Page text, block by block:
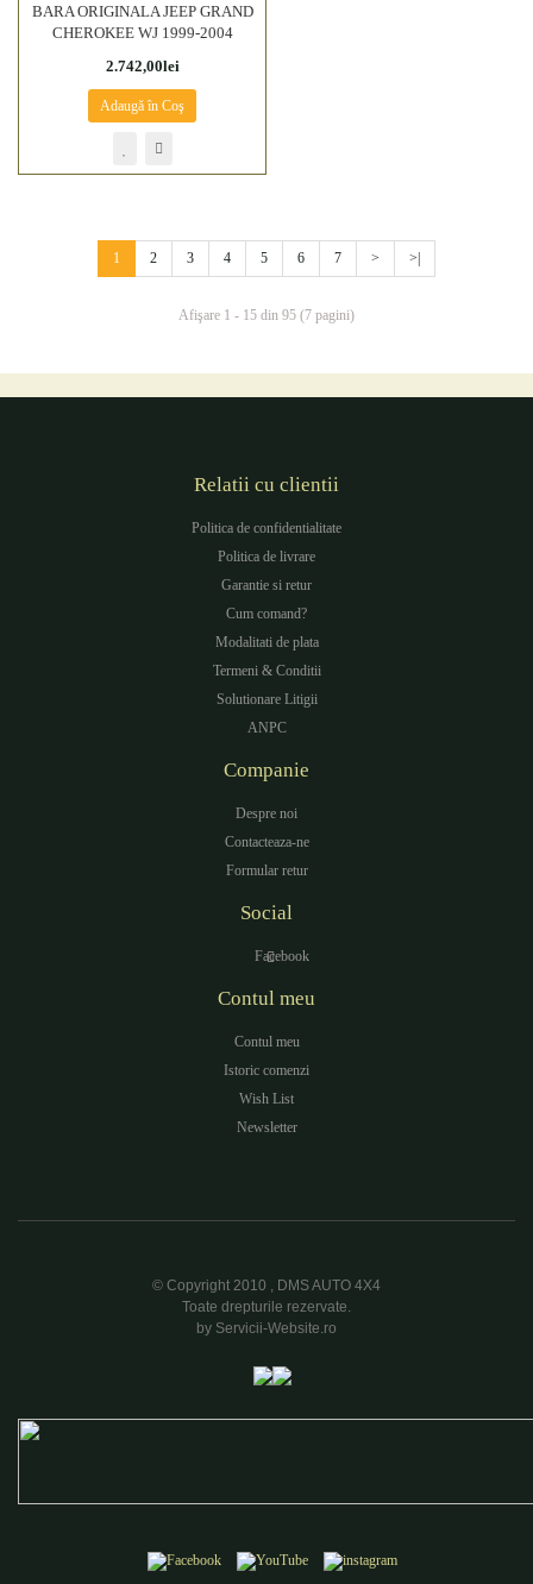
BARA ORIGINALA JEEP GRAND
CHEROKEE WJ 1999-2004
2.742,00lei
Adaugă în Coş
1 2 3 4 5 6 7 > >|
Afişare 1 - 15 din 95 (7 pagini)
Relatii cu clientii
Politica de confidentialitate
Politica de livrare
Garantie si retur
Cum comand?
Modalitati de plata
Termeni & Conditii
Solutionare Litigii
ANPC
Companie
Despre noi
Contacteaza-ne
Formular retur
Social
Facebook
Contul meu
Contul meu
Istoric comenzi
Wish List
Newsletter
© Copyright 2010 , DMS AUTO 4X4
Toate drepturile rezervate.
by Servicii-Website.ro